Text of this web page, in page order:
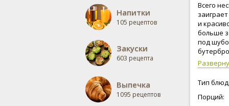
Напитки
105 рецептов
Закуски
603 рецепта
Выпечка
1095 рецептов
Всего
и
больше
под
Тип
Порций: